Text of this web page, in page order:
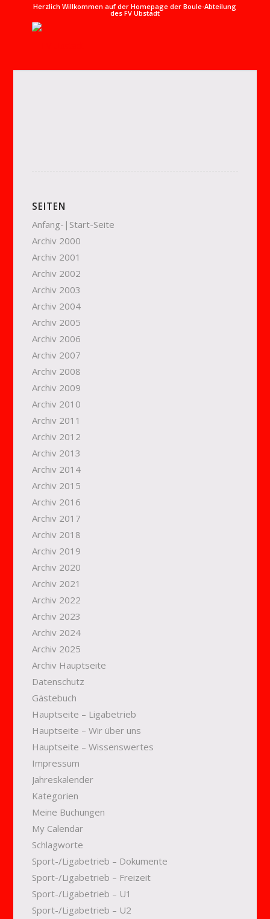
Herzlich Willkommen auf der Homepage der Boule-Abteilung
des FV Ubstadt
SEITEN
Anfang-|Start-Seite
Archiv 2000
Archiv 2001
Archiv 2002
Archiv 2003
Archiv 2004
Archiv 2005
Archiv 2006
Archiv 2007
Archiv 2008
Archiv 2009
Archiv 2010
Archiv 2011
Archiv 2012
Archiv 2013
Archiv 2014
Archiv 2015
Archiv 2016
Archiv 2017
Archiv 2018
Archiv 2019
Archiv 2020
Archiv 2021
Archiv 2022
Archiv 2023
Archiv 2024
Archiv 2025
Archiv Hauptseite
Datenschutz
Gästebuch
Hauptseite – Ligabetrieb
Hauptseite – Wir über uns
Hauptseite – Wissenswertes
Impressum
Jahreskalender
Kategorien
Meine Buchungen
My Calendar
Schlagworte
Sport-/Ligabetrieb – Dokumente
Sport-/Ligabetrieb – Freizeit
Sport-/Ligabetrieb – U1
Sport-/Ligabetrieb – U2